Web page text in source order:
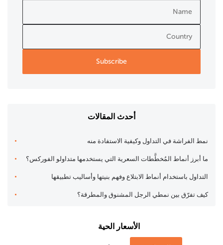
أحدث المقالات
نمط الفراشة في التداول وكيفية الاستفادة منه
ما أبرز أنماط المُخطَّطات السعرية التي يستخدمها متداولو الفوركس؟
التداول باستخدام أنماط الابتلاع وفهم بنيتها وأساليب تطبيقها
كيف تفرّق بين نمطي الرجل المشنوق والمطرقة؟
الأسعار الحية